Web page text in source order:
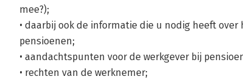
mee?);
• daarbij ook de informatie die u nodig heeft
pensioenen;
• aandachtspunten voor de werkgever bij
• rechten van de werknemer;